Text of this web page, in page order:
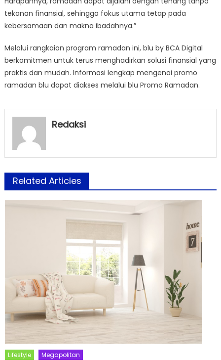
tekanan finansial, sehingga fokus utama tetap pada
kebersamaan dan makna ibadahnya.”
Melalui rangkaian program ramadan ini, blu by BCA Digital
berkomitmen untuk terus menghadirkan solusi finansial yang
praktis dan mudah. Informasi lengkap mengenai promo
ramadan blu dapat diakses melalui blu Promo Ramadan.
Redaksi
Related Articles
Lifestyle Megapolitan